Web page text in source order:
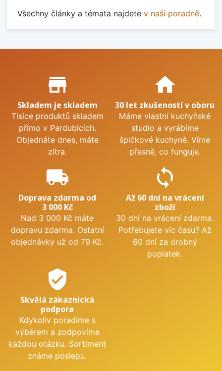
Všechny články a témata najdete v naší poradně.
Proč nakupovat u nás?
store_mall_directory
Skladem je skladem
Tisíce produktů skladem
přímo v Pardubicích.
Objednáte dnes, máte
zítra.
home
30 let zkušeností v oboru
Máme vlastní kuchyňské
studio a vyrábíme
špičkové kuchyně. Víme
přesně, co funguje.
local_shipping
Doprava zdarma od
3 000 Kč
Nad 3 000 Kč máte
dopravu zdarma. Ostatní
objednávky už od 79 Kč.
sync
Až 60 dní na vrácení
zboží
30 dní na vrácení zdarma.
Potřebujete víc času? Až
60 dní za drobný
poplatek.
verified_user
Skvělá zákaznická
podpora
Kdykoliv poradíme s
výběrem a zodpovíme
každou otázku. Sortiment
známe poslepu.